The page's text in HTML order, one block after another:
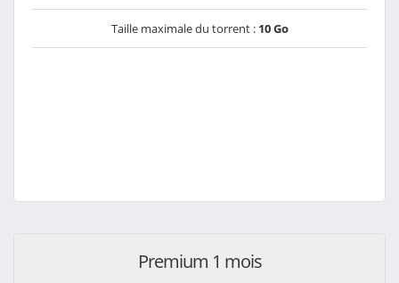
Taille maximale du torrent : 10 Go
Premium 1 mois